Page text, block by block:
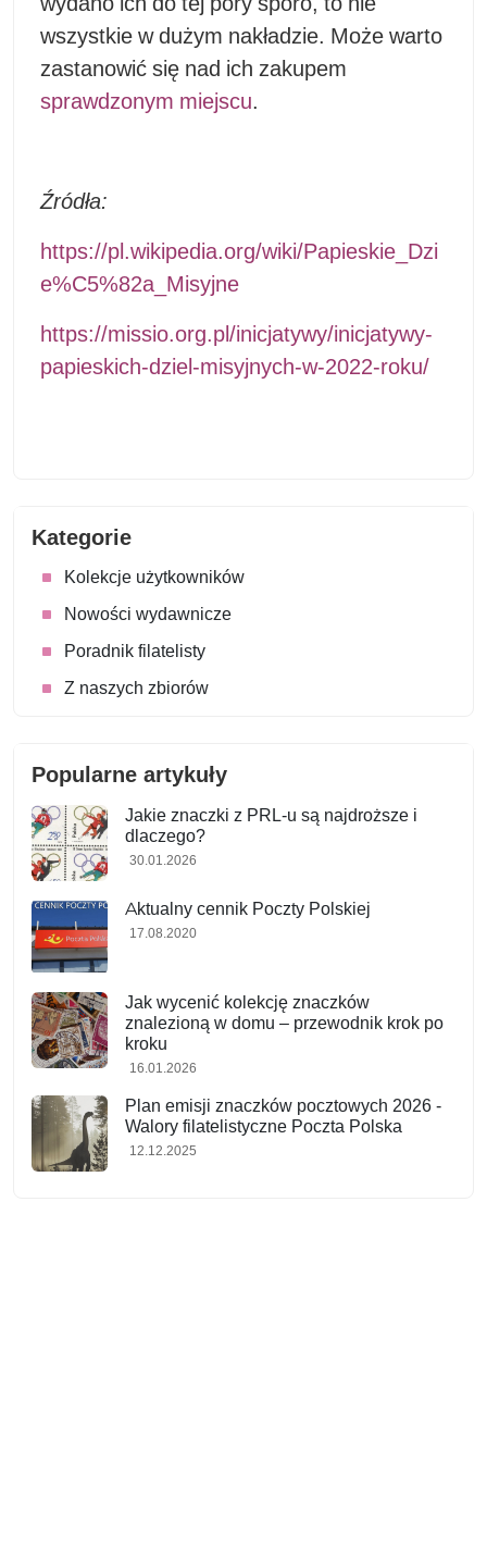
wszystkie w dużym nakładzie. Może warto
zastanowić się nad ich zakupem
sprawdzonym miejscu.
Źródła:
https://pl.wikipedia.org/wiki/Papieskie_Dzi
e%C5%82a_Misyjne
https://missio.org.pl/inicjatywy/inicjatywy-
papieskich-dziel-misyjnych-w-2022-roku/
Kategorie
Kolekcje użytkowników
Nowości wydawnicze
Poradnik filatelisty
Z naszych zbiorów
Popularne artykuły
Jakie znaczki z PRL-u są najdroższe i
dlaczego?
30.01.2026
Aktualny cennik Poczty Polskiej
17.08.2020
Jak wycenić kolekcję znaczków
znalezioną w domu – przewodnik krok po
kroku
16.01.2026
Plan emisji znaczków pocztowych 2026 -
Walory filatelistyczne Poczta Polska
12.12.2025